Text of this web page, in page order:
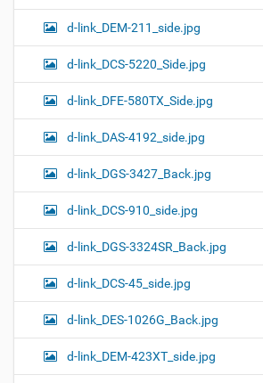
d-link_DEM-211_side.jpg
d-link_DCS-5220_Side.jpg
d-link_DFE-580TX_Side.jpg
d-link_DAS-4192_side.jpg
d-link_DGS-3427_Back.jpg
d-link_DCS-910_side.jpg
d-link_DGS-3324SR_Back.jpg
d-link_DCS-45_side.jpg
d-link_DES-1026G_Back.jpg
d-link_DEM-423XT_side.jpg